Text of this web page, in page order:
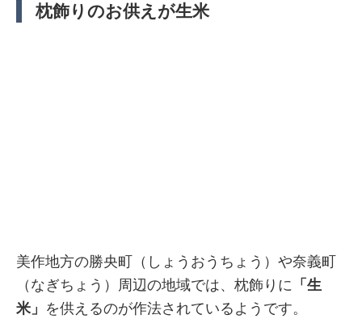
枕飾りのお供えが生米
美作地方の勝央町（しょうおうちょう）や奈義町
（なぎちょう）周辺の地域では、枕飾りに 「生
米」 を供えるのが作法されているようです。